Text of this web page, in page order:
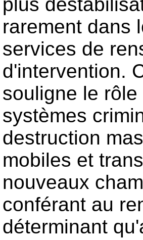
rarement dans
services de
d'intervention.
souligne le
systèmes
destruction
mobiles et
nouveaux
conférant au
déterminant